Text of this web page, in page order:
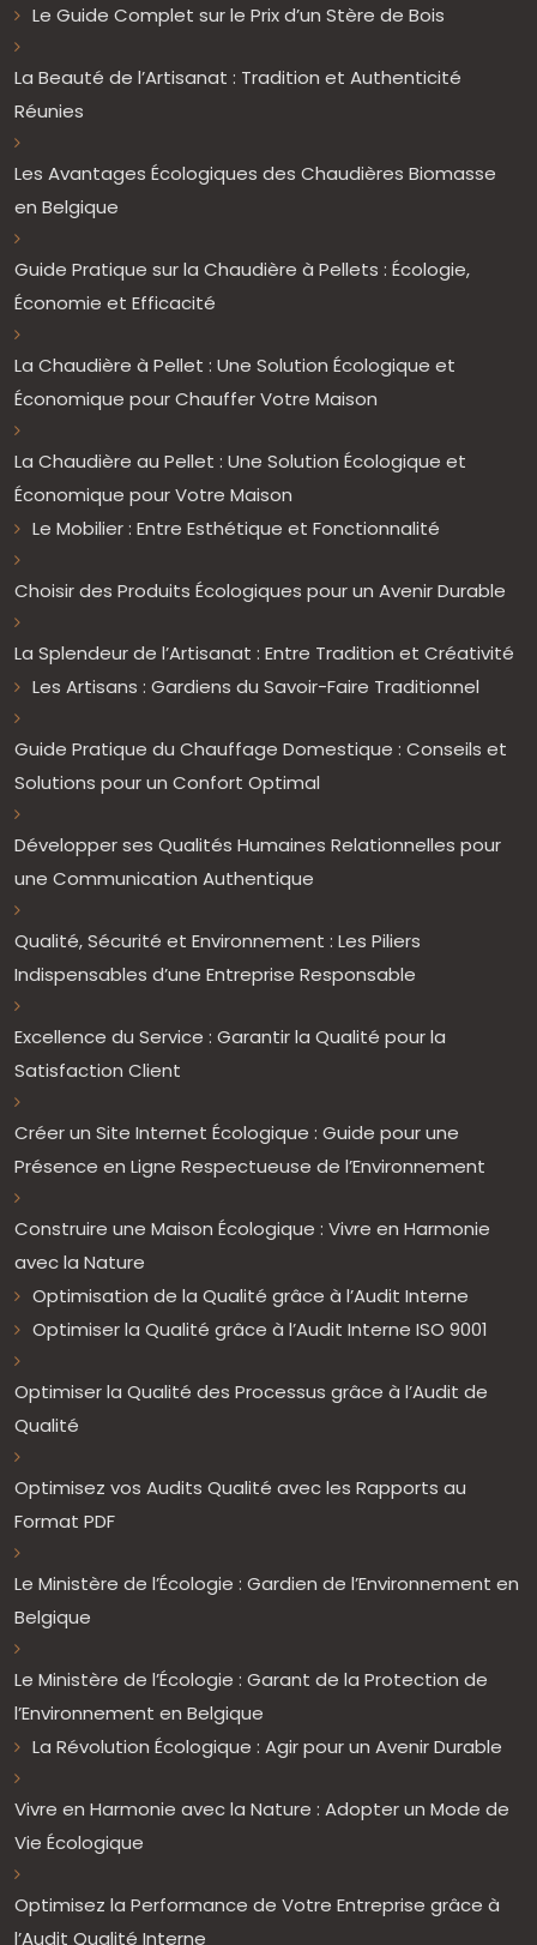
Le Guide Complet sur le Prix d’un Stère de Bois
La Beauté de l’Artisanat : Tradition et Authenticité
Réunies
Les Avantages Écologiques des Chaudières Biomasse
en Belgique
Guide Pratique sur la Chaudière à Pellets : Écologie,
Économie et Efficacité
La Chaudière à Pellet : Une Solution Écologique et
Économique pour Chauffer Votre Maison
La Chaudière au Pellet : Une Solution Écologique et
Économique pour Votre Maison
Le Mobilier : Entre Esthétique et Fonctionnalité
Choisir des Produits Écologiques pour un Avenir Durable
La Splendeur de l’Artisanat : Entre Tradition et Créativité
Les Artisans : Gardiens du Savoir-Faire Traditionnel
Guide Pratique du Chauffage Domestique : Conseils et
Solutions pour un Confort Optimal
Développer ses Qualités Humaines Relationnelles pour
une Communication Authentique
Qualité, Sécurité et Environnement : Les Piliers
Indispensables d’une Entreprise Responsable
Excellence du Service : Garantir la Qualité pour la
Satisfaction Client
Créer un Site Internet Écologique : Guide pour une
Présence en Ligne Respectueuse de l’Environnement
Construire une Maison Écologique : Vivre en Harmonie
avec la Nature
Optimisation de la Qualité grâce à l’Audit Interne
Optimiser la Qualité grâce à l’Audit Interne ISO 9001
Optimiser la Qualité des Processus grâce à l’Audit de
Qualité
Optimisez vos Audits Qualité avec les Rapports au
Format PDF
Le Ministère de l’Écologie : Gardien de l’Environnement en
Belgique
Le Ministère de l’Écologie : Garant de la Protection de
l’Environnement en Belgique
La Révolution Écologique : Agir pour un Avenir Durable
Vivre en Harmonie avec la Nature : Adopter un Mode de
Vie Écologique
Optimisez la Performance de Votre Entreprise grâce à
l’Audit Qualité Interne